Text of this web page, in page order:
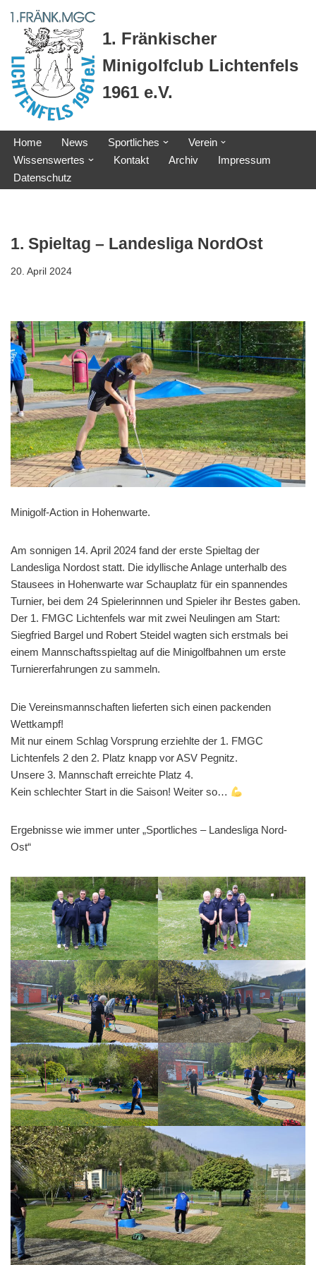
Zum
Inhalt
springen
1. Fränkischer
Minigolfclub Lichtenfels
1961 e.V.
Home News Sportliches
Verein
Wissenswertes
Kontakt Archiv
Impressum
Datenschutz
1. Spieltag – Landesliga NordOst
20. April 2024
Minigolf-Action in Hohenwarte.
Am sonnigen 14. April 2024 fand der erste Spieltag der
Landesliga Nordost statt. Die idyllische Anlage unterhalb des
Stausees in Hohenwarte war Schauplatz für ein spannendes
Turnier, bei dem 24 Spielerinnnen und Spieler ihr Bestes gaben.
Der 1. FMGC Lichtenfels war mit zwei Neulingen am Start:
Siegfried Bargel und Robert Steidel wagten sich erstmals bei
einem Mannschaftsspieltag auf die Minigolfbahnen um erste
Turniererfahrungen zu sammeln.
Die Vereinsmannschaften lieferten sich einen packenden
Wettkampf!
Mit nur einem Schlag Vorsprung erziehlte der 1. FMGC
Lichtenfels 2 den 2. Platz knapp vor ASV Pegnitz.
Unsere 3. Mannschaft erreichte Platz 4.
Kein schlechter Start in die Saison! Weiter so…
Ergebnisse wie immer unter „Sportliches – Landesliga Nord-
Ost“